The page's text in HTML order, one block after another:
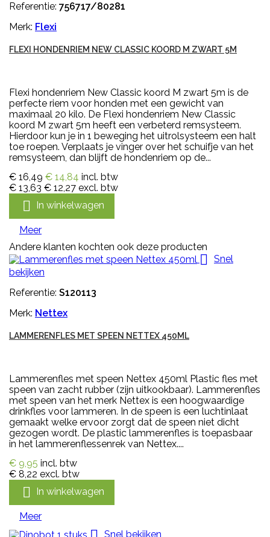
Referentie: 756717/80281
Merk: Flexi
FLEXI HONDENRIEM NEW CLASSIC KOORD M ZWART 5M
Flexi hondenriem New Classic koord M zwart 5m is de
perfecte riem voor honden met een gewicht van
maximaal 20 kilo. De Flexi hondenriem New Classic
koord M zwart 5m heeft een verbeterd remsysteem.
Hierdoor kun je in 1 beweging het uitrolsysteem een halt
toe roepen. Verplaats je vinger over het schuifje van het
remsysteem, dan blijft de hondenriem op de...
€ 16,49 € 14,84 incl. btw
€ 13,63 € 12,27 excl. btw
 In winkelwagen
Meer
Andere klanten kochten ook deze producten
 Snel
bekijken
Referentie: S120113
Merk: Nettex
LAMMERENFLES MET SPEEN NETTEX 450ML
Lammerenfles met speen Nettex 450ml Plastic fles met
speen van zacht rubber (zijn uitkookbaar). Lammerenfles
met speen van het merk Nettex is een hoogwaardige
drinkfles voor lammeren. In de speen is een luchtinlaat
gemaakt welke ervoor zorgt dat de speen niet dicht
gezogen wordt. De plastic lammerenfles is toepasbaar
in het lammerenflessenrek van Nettex....
€ 9,95 incl. btw
€ 8,22 excl. btw
 In winkelwagen
Meer
Snel bekijken